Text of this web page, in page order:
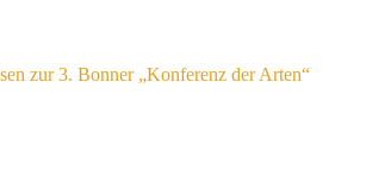
zur 3. Bonner „Konferenz der Arten“